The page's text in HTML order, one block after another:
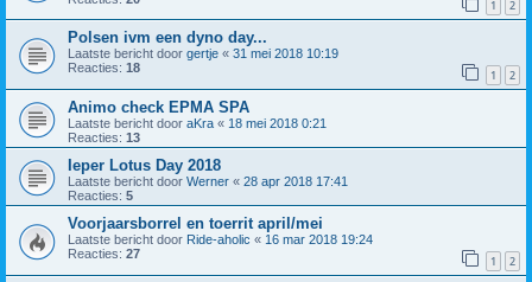
1 2
Polsen ivm een dyno day...
Laatste bericht door gertje « 31 mei 2018 10:19
Reacties: 18 1 2
Animo check EPMA SPA
Laatste bericht door aKra « 18 mei 2018 0:21
Reacties: 13
Ieper Lotus Day 2018
Laatste bericht door Werner « 28 apr 2018 17:41
Reacties: 5
Voorjaarsborrel en toerrit april/mei
Laatste bericht door Ride-aholic « 16 mar 2018 19:24
Reacties: 27 1 2